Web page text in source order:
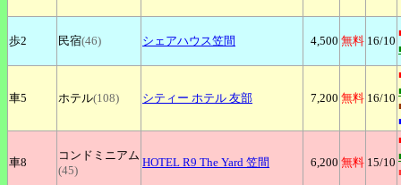
歩2 民宿(46) シェアハウス笠間 4,500 無料 16/10
車5 ホテル(108) シティー ホテル 友部 7,200 無料 16/10
車8
コンドミニアム
(45)
HOTEL R9 The Yard 笠間 6,200 無料 15/10